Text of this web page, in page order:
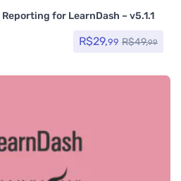
for LearnDash – v5.1.1
R$29,99 R$49,99